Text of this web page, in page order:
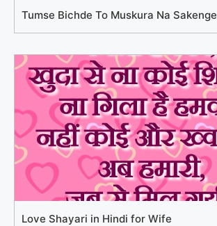
Tumse Bichde To Muskura Na Sakenge
Love Shayari in Hindi for Wife